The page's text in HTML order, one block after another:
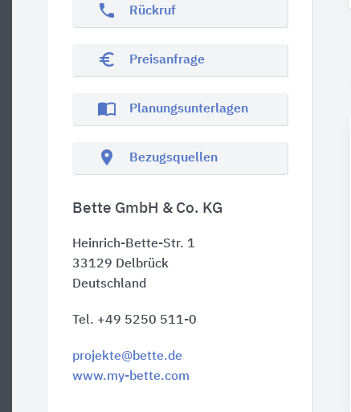
phone Rückruf
euro_symbol Preisanfrage
import_contacts Planungsunterlagen
location_on Bezugsquellen
Bette GmbH & Co. KG
Heinrich-Bette-Str. 1
33129 Delbrück
Deutschland
Tel. +49 5250 511-0
projekte@bette.de
www.my-bette.com